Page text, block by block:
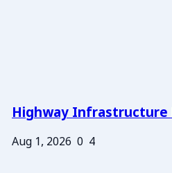
Highway Infrastructure
Aug 1, 2026 0 4